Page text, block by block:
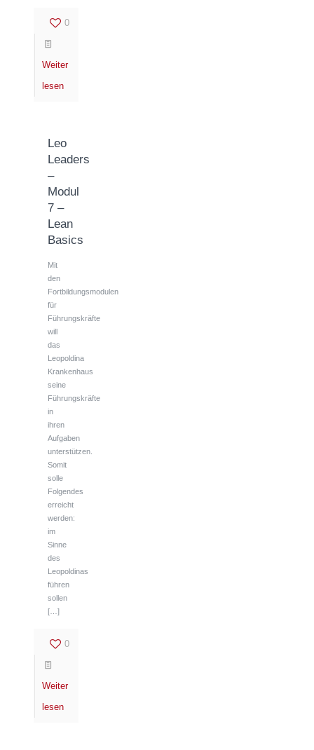
0
Weiter
lesen
Leo
Leaders
–
Modul
7 –
Lean
Basics
Mit
den
Fortbildungsmodulen
für
Führungskräfte
will
das
Leopoldina
Krankenhaus
seine
Führungskräfte
in
ihren
Aufgaben
unterstützen.
Somit
solle
Folgendes
erreicht
werden:
im
Sinne
des
Leopoldinas
führen
sollen
[…]
0
Weiter
lesen